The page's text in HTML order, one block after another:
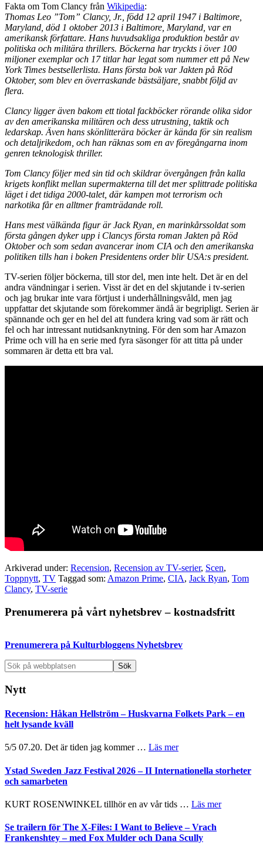
Fakta om Tom Clancy från Wikipedia:
Thomas Leo ”Tom” Clancy, Jr., född 12 april 1947 i Baltimore,
Maryland, död 1 oktober 2013 i Baltimore, Maryland, var en
amerikansk författare. Hans huvudsakliga produktion består av
politiska och militära thrillers. Böckerna har tryckts i över 100
miljoner exemplar och 17 titlar har legat som nummer ett på New
York Times bestsellerlista. Hans första bok var Jakten på Röd
Oktober, som blev en överraskande bästsäljare, snabbt följd av
flera.
Clancy ligger även bakom ett tiotal fackböcker rörande olika sidor
av den amerikanska militären och dess utrustning, taktik och
ledarskap. Även hans skönlitterära böcker är kända för sin realism
och detaljrikedom, och han räknas som en av föregångarna inom
genren teknologisk thriller.
Tom Clancy följer med sin tid och skildrar övergången från kalla
krigets konflikt mellan supermakterna till det mer splittrade politiska
läget i det tidiga 2000-talet, där kampen mot terrorism och
narkotika får en alltmer framträdande roll.
Hans mest välkända figur är Jack Ryan, en marinkårssoldat som
första gången dyker upp i Clancys första roman Jakten på Röd
Oktober och som sedan avancerar inom CIA och den amerikanska
politiken tills han i boken Presidentens order blir USA:s president.
TV-serien följer böckerna, till stor del, men inte helt. Det är en del
andra vändningar i serien. Visst är det en del skjutande i tv-serien
och jag brukar inte vara förtjust i underhållningsvåld, men jag
uppfattar det skjutande som förekommer ändå är begripligt. Serien är
spännande och ger en hel del att fundera kring vad som är rätt och
fel och har intressant nutidsanknytning. För den som har Amazon
Prime och vill ha en serie med fyra säsonger för att titta på under
sommaren är detta ett bra val.
Arkiverad under: Recension, Recension av TV-serier, Scen,
Toppnytt, TV Taggad som: Amazon Prime, CIA, Jack Ryan, Tom
Clancy, TV-serie
Primärt
Prenumerera på vårt nyhetsbrev – kostnadsfritt
Prenumerera på Kulturbloggens Nyhetsbrev
Sök
på
webbplatsen
Nytt
Recension: Håkan Hellström – Huskvarna Folkets Park – en
helt lysande kväll
5/5 07.20. Det är tiden jag kommer … Läs merom
Håkan
Huskvarna
Folkets
–
en
Ystad Sweden Jazz Festival 2026 – II Internationella storheter
och samarbeten
KURT ROSENWINKEL tillhör en av vår tids … Läs merom
Se trailern för The X-Files: I Want to Believe – Vrach
Frankenshtey – med Fox Mulder och Dana Scully